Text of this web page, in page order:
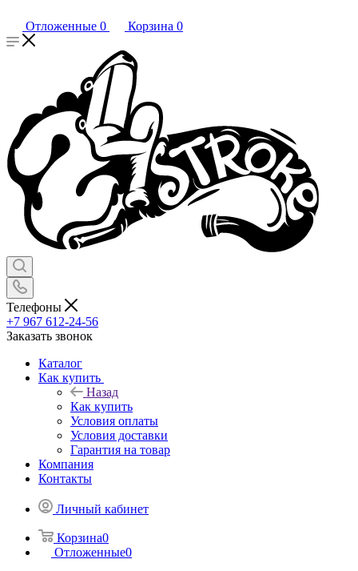
Отложенные 0 Корзина 0
Телефоны
+7 967 612-24-56
Заказать звонок
Каталог
Как купить
Назад
Как купить
Условия оплаты
Условия доставки
Гарантия на товар
Компания
Контакты
Личный кабинет
Корзина0
Отложенные0